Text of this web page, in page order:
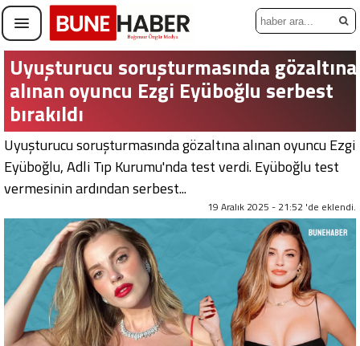
Uyuşturucu soruşturmasında gözaltına
alınan oyuncu Ezgi Eyüboğlu serbest
bırakıldı
Uyuşturucu soruşturmasında gözaltına alınan oyuncu Ezgi
Eyüboğlu, Adli Tıp Kurumu'nda test verdi. Eyüboğlu test
vermesinin ardından serbest...
19 Aralık 2025 - 21:52 'de eklendi.